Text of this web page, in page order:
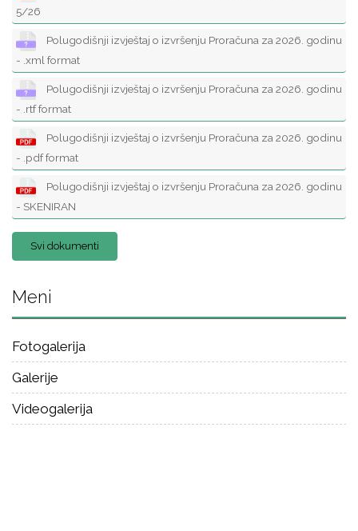
5/26
Polugodišnji izvještaj o izvršenju Proračuna za 2026. godinu
- .xml format
Polugodišnji izvještaj o izvršenju Proračuna za 2026. godinu
- .rtf format
Polugodišnji izvještaj o izvršenju Proračuna za 2026. godinu
- .pdf format
Polugodišnji izvještaj o izvršenju Proračuna za 2026. godinu
- SKENIRAN
Svi dokumenti
Meni
Fotogalerija
Galerije
Videogalerija